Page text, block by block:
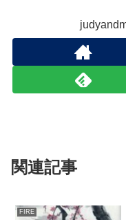
関連記事
FIRE